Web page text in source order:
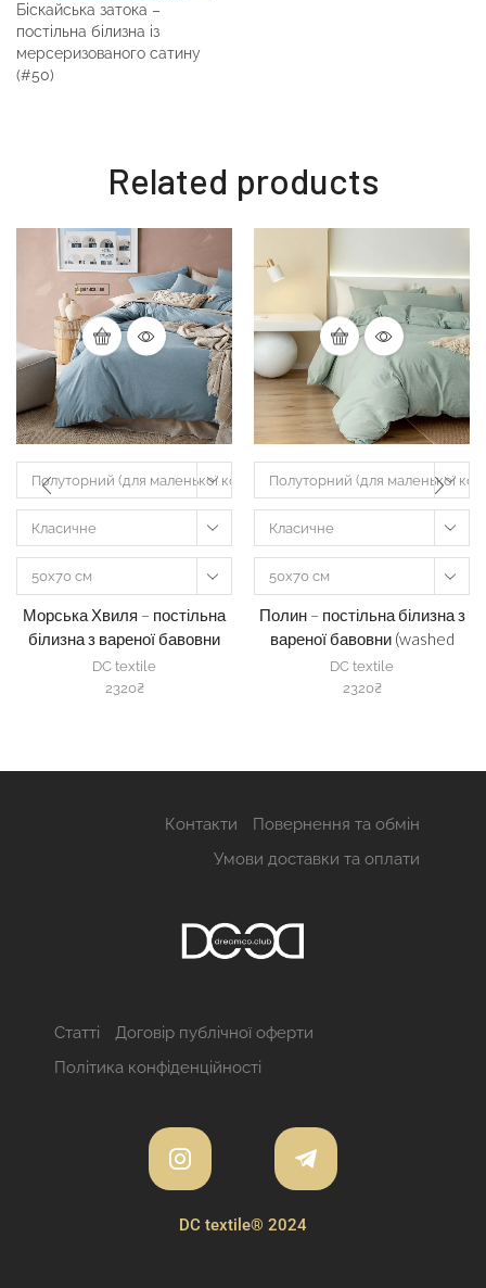
Біскайська затока –
постільна білизна із
мерсеризованого сатину
(#50)
Related products
Полуторний (для маленької ковдри шириною 135-160 см)
Класичне
50х70 см
Морська Хвиля – постільна
білизна з вареної бавовни
(washed cotton) (#67)
DC textile
2320₴
Полуторний (для маленької
Класичне
50х70 см
Полин – постільна білизна з
вареної бавовни (washed
cotton) (#66)
DC textile
2320₴
Контакти
Повернення та обмін
Умови доставки та оплати
Статті
Договір публічної оферти
Політика конфіденційності
DC textile® 2024